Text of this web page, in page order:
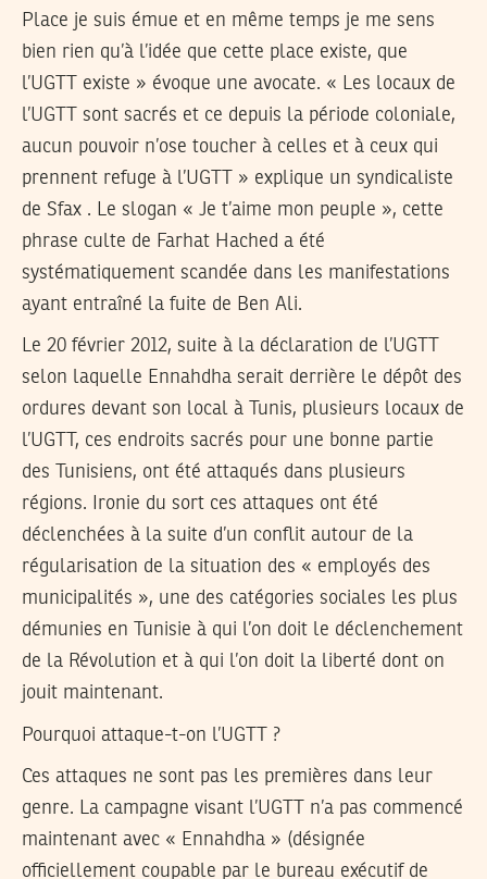
Place je suis émue et en même temps je me sens
bien rien qu’à l’idée que cette place existe, que
l’UGTT existe » évoque une avocate. « Les locaux de
l’UGTT sont sacrés et ce depuis la période coloniale,
aucun pouvoir n’ose toucher à celles et à ceux qui
prennent refuge à l’UGTT » explique un syndicaliste
de Sfax . Le slogan « Je t’aime mon peuple », cette
phrase culte de Farhat Hached a été
systématiquement scandée dans les manifestations
ayant entraîné la fuite de Ben Ali.
Le 20 février 2012, suite à la déclaration de l’UGTT
selon laquelle Ennahdha serait derrière le dépôt des
ordures devant son local à Tunis, plusieurs locaux de
l’UGTT, ces endroits sacrés pour une bonne partie
des Tunisiens, ont été attaqués dans plusieurs
régions. Ironie du sort ces attaques ont été
déclenchées à la suite d’un conflit autour de la
régularisation de la situation des « employés des
municipalités », une des catégories sociales les plus
démunies en Tunisie à qui l’on doit le déclenchement
de la Révolution et à qui l’on doit la liberté dont on
jouit maintenant.
Pourquoi attaque-t-on l’UGTT ?
Ces attaques ne sont pas les premières dans leur
genre. La campagne visant l’UGTT n’a pas commencé
maintenant avec « Ennahdha » (désignée
officiellement coupable par le bureau exécutif de